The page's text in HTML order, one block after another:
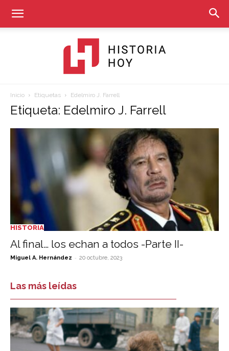
Historia
Hoy
Inicio Etiquetas Edelmiro J. Farrell
Etiqueta: Edelmiro J. Farrell
HISTORIA
Al final… los echan a todos -Parte II-
Miguel A. Hernández - 20 octubre, 2023
Las más leídas